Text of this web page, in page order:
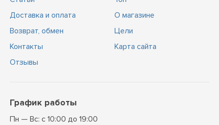
Доставка и оплата
Возврат, обмен
Контакты
Отзывы
О магазине
Цели
Карта сайта
График работы
Пн — Вс: с 10:00 до 19:00